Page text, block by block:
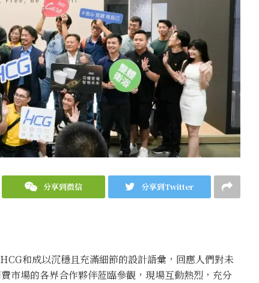
分享到微信 分享到Twitter
和成以沉穩且充滿細節的設計語彙，回應人們對未
市場的各界合作夥伴蒞臨參觀，現場互動熱烈，充分